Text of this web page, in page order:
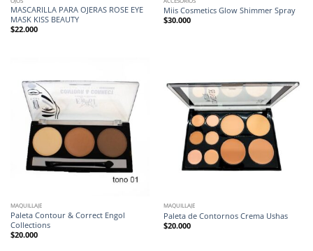
MASCARILLA PARA OJERAS ROSE EYE
MASK KISS BEAUTY
$22.000
Miis Cosmetics Glow Shimmer Spray
$30.000
MAQUILLAJE
Paleta Contour & Correct Engol
Collections
$20.000
MAQUILLAJE
Paleta de Contornos Crema Ushas
$20.000